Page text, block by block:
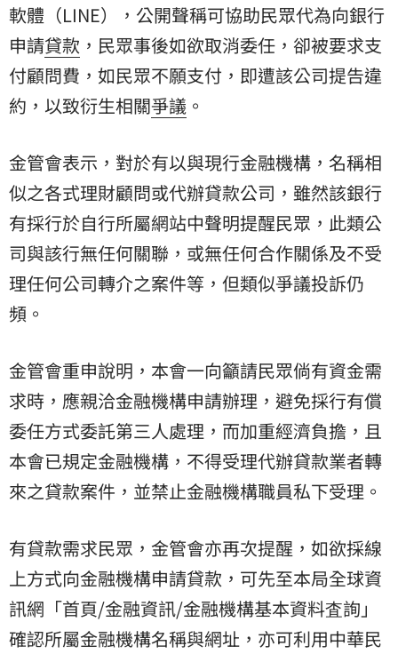
軟體（LINE），公開聲稱可協助民眾代為向銀行
申請貸款 ，民眾事後如欲取消委任，卻被要求支
付顧問費，如民眾不願支付，即遭該公司提告違
約，以致衍生相關爭議 。
金管會表示，對於有以與現行金融機構，名稱相
似之各式理財顧問或代辦貸款公司，雖然該銀行
有採行於自行所屬網站中聲明提醒民眾，此類公
司與該行無任何關聯，或無任何合作關係及不受
理任何公司轉介之案件等，但類似爭議投訴仍
頻。
金管會重申說明，本會一向籲請民眾倘有資金需
求時，應親洽金融機構申請辦理，避免採行有償
委任方式委託第三人處理，而加重經濟負擔，且
本會已規定金融機構，不得受理代辦貸款業者轉
來之貸款案件，並禁止金融機構職員私下受理。
有貸款需求民眾，金管會亦再次提醒，如欲採線
上方式向金融機構申請貸款，可先至本局全球資
訊網「首頁/金融資訊/金融機構基本資料査詢」
確認所屬金融機構名稱與網址，亦可利用中華民